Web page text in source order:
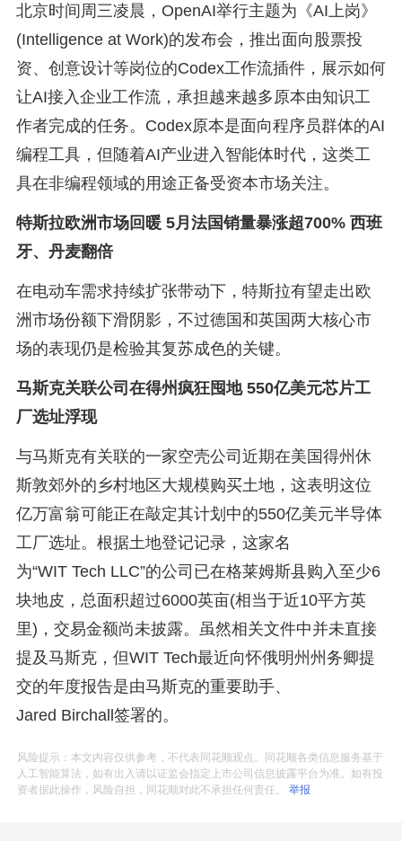
北京时间周三凌晨，OpenAI举行主题为《AI上岗》
(Intelligence at Work)的发布会，推出面向股票投
资、创意设计等岗位的Codex工作流插件，展示如何
让AI接入企业工作流，承担越来越多原本由知识工
作者完成的任务。Codex原本是面向程序员群体的AI
编程工具，但随着AI产业进入智能体时代，这类工
具在非编程领域的用途正备受资本市场关注。
特斯拉欧洲市场回暖 5月法国销量暴涨超700% 西班
牙、丹麦翻倍
在电动车需求持续扩张带动下，特斯拉有望走出欧
洲市场份额下滑阴影，不过德国和英国两大核心市
场的表现仍是检验其复苏成色的关键。
马斯克关联公司在得州疯狂囤地 550亿美元芯片工
厂选址浮现
与马斯克有关联的一家空壳公司近期在美国得州休
斯敦郊外的乡村地区大规模购买土地，这表明这位
亿万富翁可能正在敲定其计划中的550亿美元半导体
工厂选址。根据土地登记记录，这家名
为“WIT Tech LLC”的公司已在格莱姆斯县购入至少6
块地皮，总面积超过6000英亩(相当于近10平方英
里)，交易金额尚未披露。虽然相关文件中并未直接
提及马斯克，但WIT Tech最近向怀俄明州州务卿提
交的年度报告是由马斯克的重要助手、
Jared Birchall签署的。
风险提示：本文内容仅供参考，不代表同花顺观点。同花顺各类信息服务基于
人工智能算法，如有出入请以证监会指定上市公司信息披露平台为准。如有投
资者据此操作，风险自担，同花顺对此不承担任何责任。举报